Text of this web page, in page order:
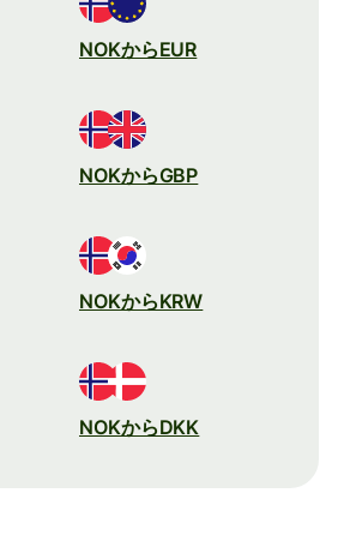
NOKからEUR
NOKからGBP
NOKからKRW
NOKからDKK